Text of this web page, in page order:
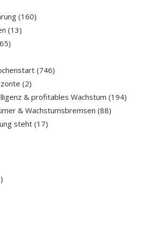
(160)
(13)
(746)
(2)
& profitables Wachstum (194)
& Wachstumsbremsen (88)
steht(17)